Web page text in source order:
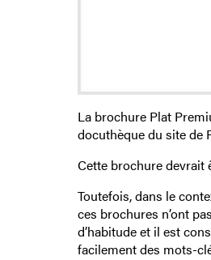
La brochure Plat
docuthèque du site de
Cette brochure devrait
Toutefois, dans le
ces brochures n’ont
d’habitude et il est
facilement des mots-